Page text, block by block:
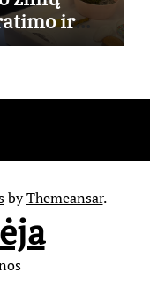
ir
byThemeansar.